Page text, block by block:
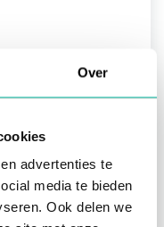
Over
advertenties te
media te bieden
Ook delen we